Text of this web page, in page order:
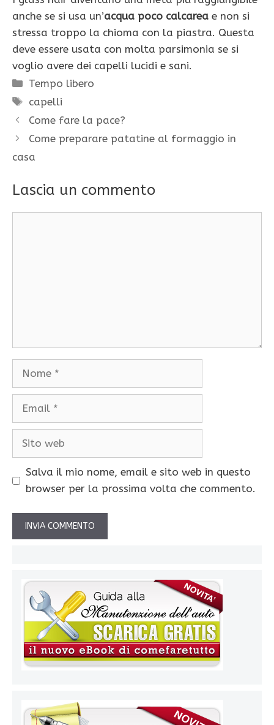
anche se si usa un’acqua poco calcarea e non si
stressa troppo la chioma con la piastra. Questa
deve essere usata con molta parsimonia se si
voglio avere dei capelli lucidi e sani.
Categorie
Tempo libero
Tag
capelli
Come fare la pace?
Come preparare patatine al formaggio in
casa
Lascia un commento
Nome
Email
Sito
Salva il mio nome, email e sito web in questo
browser per la prossima volta che commento.